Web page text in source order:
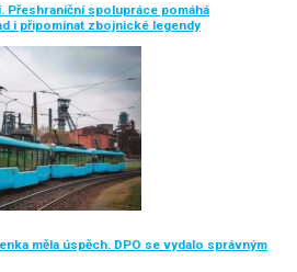
Přeshraniční spolupráce pomáhá
i připomínat zbojnické legendy
měla úspěch. DPO se vydalo správným